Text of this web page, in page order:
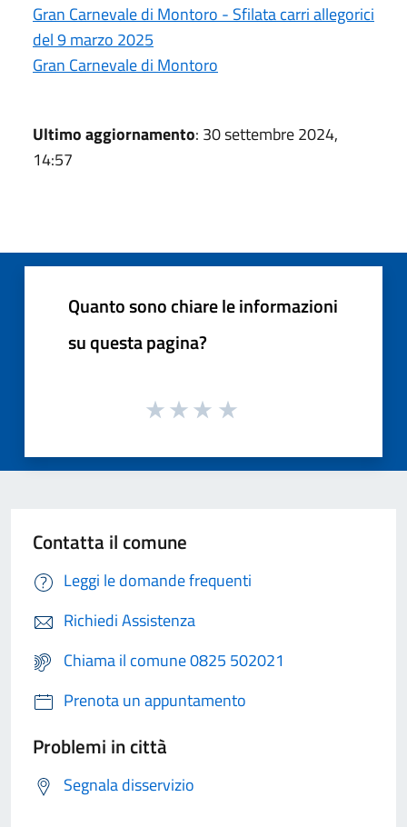
Gran Carnevale di Montoro - Sfilata carri allegorici
del 9 marzo 2025
Gran Carnevale di Montoro
Ultimo aggiornamento: 30 settembre 2024,
14:57
Quanto sono chiare le informazioni
su questa pagina?
Contatta il comune
Leggi le domande frequenti
Richiedi Assistenza
Chiama il comune 0825 502021
Prenota un appuntamento
Problemi in città
Segnala disservizio